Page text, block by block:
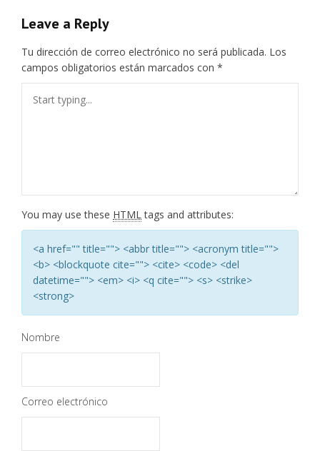
Leave a Reply
Tu dirección de correo electrónico no será publicada. Los
campos obligatorios están marcados con *
You may use these HTML tags and attributes:
<a href="" title=""> <abbr title=""> <acronym title="">
<b> <blockquote cite=""> <cite> <code> <del
datetime=""> <em> <i> <q cite=""> <s> <strike>
<strong>
Nombre
Correo electrónico